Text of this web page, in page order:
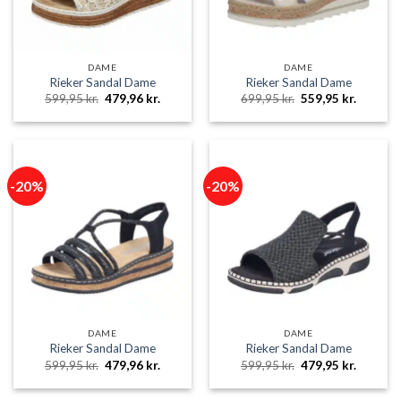
DAME
Rieker Sandal Dame
599,95kr. Den
oprindelige
pris
479,96 kr.Den
pris
479,96 kr..
DAME
Rieker Sandal Dame
699,95kr. Den
oprindelige
pris
559,95 kr.Den
pris
559,95
-20%
DAME
Rieker Sandal Dame
599,95kr. Den
oprindelige
pris
479,96 kr.
pris
-20%
DAME
Rieker Sandal Dame
599,95kr. Den
oprindelige
pris
479,95 kr.
pris